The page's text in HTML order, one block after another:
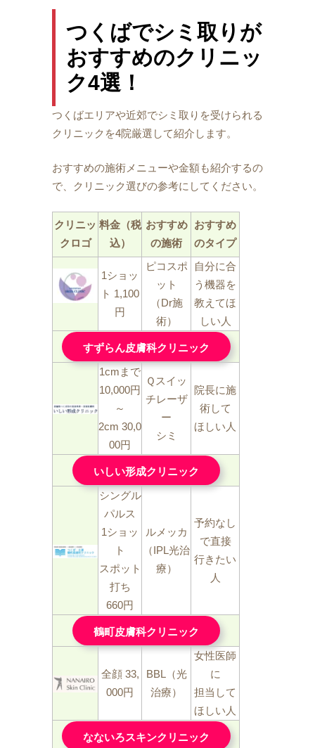
つくばでシミ取りが
おすすめのクリニッ
ク4選！
つくばエリアや近郊でシミ取りを受けられる
クリニックを4院厳選して紹介します。
おすすめの施術メニューや金額も紹介するの
で、クリニック選びの参考にしてください。
クリニッ
クロゴ
料金（税
込）
おすすめ
の施術
おすすめ
のタイプ
1ショッ
ト 1,100
円
ピコスポ
ット
（Dr施
術）
自分に合
う機器を
教えてほ
しい人
すずらん皮膚科クリニック
1cmまで
10,000円
～
2cm 30,0
00円
Ｑスイッ
チレーザ
ー
シミ
院長に施
術して
ほしい人
いしい形成クリニック
シングル
パルス
1ショッ
ト
スポット
打ち
660円
ルメッカ
（IPL光治
療）
予約なし
で直接
行きたい
人
鶴町皮膚科クリニック
全顔 33,
000円
BBL（光
治療）
女性医師
に
担当して
ほしい人
なないろスキンクリニック